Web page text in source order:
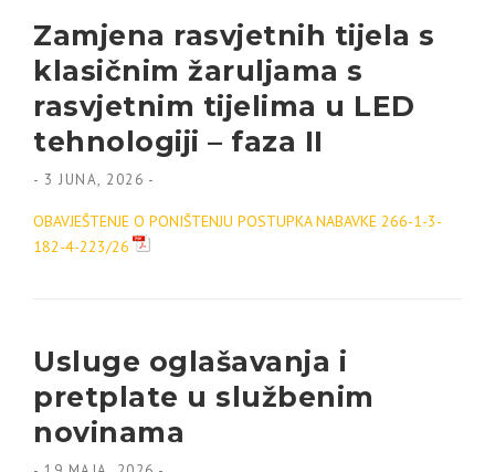
Zamjena rasvjetnih tijela s
klasičnim žaruljama s
rasvjetnim tijelima u LED
tehnologiji – faza II
- 3 JUNA, 2026 -
OBAVJEŠTENJE O PONIŠTENJU POSTUPKA NABAVKE 266-1-3-
182-4-223/26
Usluge oglašavanja i
pretplate u službenim
novinama